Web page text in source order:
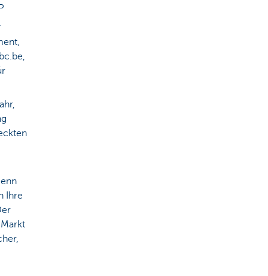
Ihre